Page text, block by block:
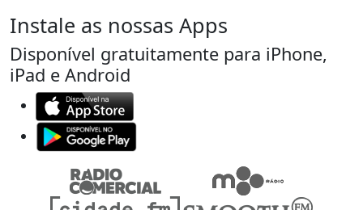
Instale as nossas Apps
Disponível gratuitamente para iPhone,
iPad e Android